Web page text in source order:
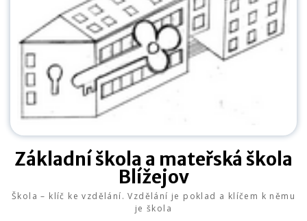
Základní škola a mateřská škola
Blížejov
Škola – klíč ke vzdělání. Vzdělání je poklad a klíčem k němu
je škola